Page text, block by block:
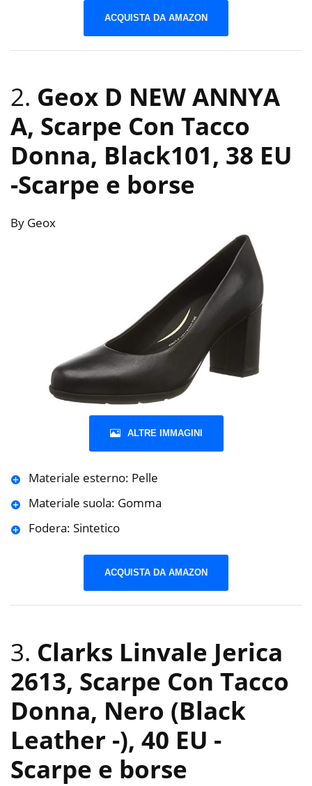
ACQUISTA DA AMAZON
2. Geox D NEW ANNYA
A, Scarpe Con Tacco
Donna, Black101, 38 EU
-Scarpe e borse
By Geox
ALTRE IMMAGINI
Materiale esterno: Pelle
Materiale suola: Gomma
Fodera: Sintetico
ACQUISTA DA AMAZON
3. Clarks Linvale Jerica
2613, Scarpe Con Tacco
Donna, Nero (Black
Leather -), 40 EU -
Scarpe e borse